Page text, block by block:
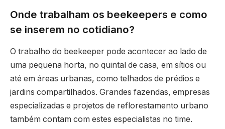
Onde trabalham os beekeepers e como
se inserem no cotidiano?
O trabalho do beekeeper pode acontecer ao lado de
uma pequena horta, no quintal de casa, em sítios ou
até em áreas urbanas, como telhados de prédios e
jardins compartilhados. Grandes fazendas, empresas
especializadas e projetos de reflorestamento urbano
também contam com estes especialistas no time.